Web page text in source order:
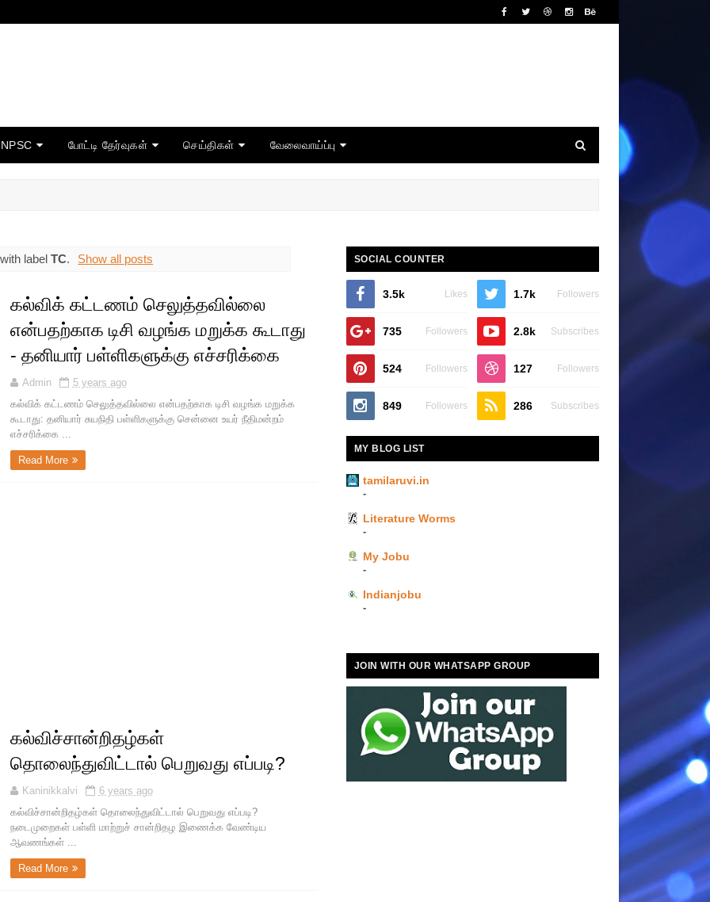
போட்டி தேர்வுகள் செய்திகள் வேலைவாய்ப்பு
labelTC. Show all posts
கல்விக் கட்டணம் செலுத்தவில்லை
என்பதற்காக டிசி வழங்க மறுக்க கூடாது
- தனியார் பள்ளிகளுக்கு எச்சரிக்கை
Admin
5 years ago
கல்விக் கட்டணம் செலுத்தவில்லை என்பதற்காக டிசி வழங்க மறுக்க
கூடாது: தனியார் சுயநிதி பள்ளிகளுக்கு சென்னை உயர் நீதிமன்றம்
எச்சரிக்கை ...
Read More
கல்விச்சான்றிதழ்கள்
தொலைந்துவிட்டால் பெறுவது எப்படி?
Kaninikkalvi
6 years ago
கல்விச்சான்றிதழ்கள் தொலைந்துவிட்டால் பெறுவது எப்படி?
நடைமுறைகள் பள்ளி மாற்றுச் சான்றிதழ இணைக்க வேண்டிய
ஆவணங்கள் ...
Read More
SOCIAL COUNTER
3.5k Likes 1.7k Followers
735 Followers 2.8k Subscribes
524 Followers 127 Followers
849 Followers 286 Subscribes
MY BLOG LIST
tamilaruvi.in
-
Literature Worms
-
My Jobu
-
Indianjobu
-
JOIN WITH OUR WHATSAPP GROUP